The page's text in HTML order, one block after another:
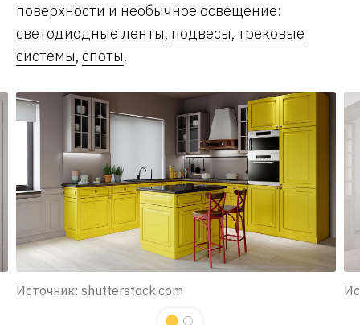
поверхности и необычное освещение:
светодиодные ленты, подвесы, трековые
системы, споты.
Источник: shutterstock.com